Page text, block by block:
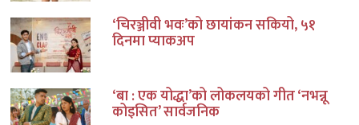
‘चिरञ्जीवी भवः’को छायांकन सकियो, ५१
दिनमा प्याकअप
‘बा : एक योद्धा’को लोकलयको गीत ‘नभन्नू
कोइसित’ सार्वजनिक